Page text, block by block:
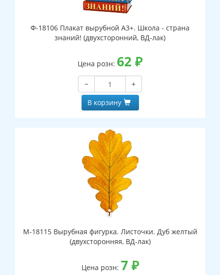
Ф-18106 Плакат вырубной А3+. Школа - страна
знаний! (двухсторонний, ВД-лак)
Цена розн: 62 ₽
−
+
В корзину
М-18115 Вырубная фигурка. Листочки. Дуб желтый
(двухсторонняя, ВД-лак)
Цена розн: 7 ₽